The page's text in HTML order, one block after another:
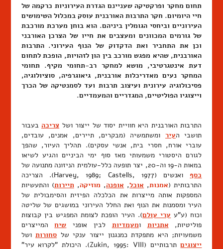
תחום מחקר ופרקטיקה שעניינם הגדרת העירוניות כרקמה של
חיי היומיום. חקר התרבות האורבנית עוסק במכלול השימושים
העירוניים וביחסי הגומלין ביניהם. הוא בוחן מערכת מורכבת
של גורמים המכוונים ומעצבים את חייו של הצרכן האורבני
וכן את התחביר ואת הדקדוק של הנוף העירוני. התרבות
האורבנית, שהיא מפגש מורכב בין הון לזהויות, הופכת לתחום
דעת אינטגרטיבי, מושא למחקר רב-תחומי מקיף. תחומי
המחקר נעים מאדריכלות אורבנית, גיאוגרפיה, סוציולוגיה,
פסיכולוגיה עירונית ועיצוב תרבות ועד לסמנטיקה של הכרך
וייצוגיו הפוליטיים, המגדריים והמעמדיים.
התרבות האורבנית היא חוויית יסוד של ייצור ושל צריכה בעבור
תושבי העיר ומשתמשיה (מבקרים, תיירים, אמנים, עובדים,
עוברי אורח, חסרי בית, אנשי עסקים). תהליך העיור, שהפך
לגורם היסטורי משמעותי מאז סוף ימי הביניים והגיע לשיאו
במאות ה-19 וה-20, יצר תופעה כלל-עולמית הניזונה מתנועה של
כסף
ואנשים (Harvey, 1989; Castells, 1977). הצריכה
התרבותית (אמנות, אוכל, אופנה, מוזיקה, תיירות) והתעשיות
המספקות אותה מייצרות את הכלכלה הפיזית והסימבולית של
העיר ומסמנות את הנוף ואת החלל העירוני במושגים של שליטה
וכוח (ע"ע ערי עולם). העיר הופכת לצומת המפגיש בין קבוצות
פוליטיות, אתניות ומעמדיות לבין אופני שיחהמייצרים
משמעויות; היא מתפקדת כמנגנון ייצור ענקי של סחורותושל
ייצוגים
תרבותיים (Zukin, 1995: VIII). היכולת "לקרוא עיר"